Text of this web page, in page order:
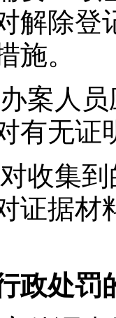
解除登
施。
人员
有无证
集到
证据材
政处罚